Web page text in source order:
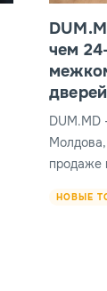
чем
дверей
DUM.MD
продаже
НОВЫЕ